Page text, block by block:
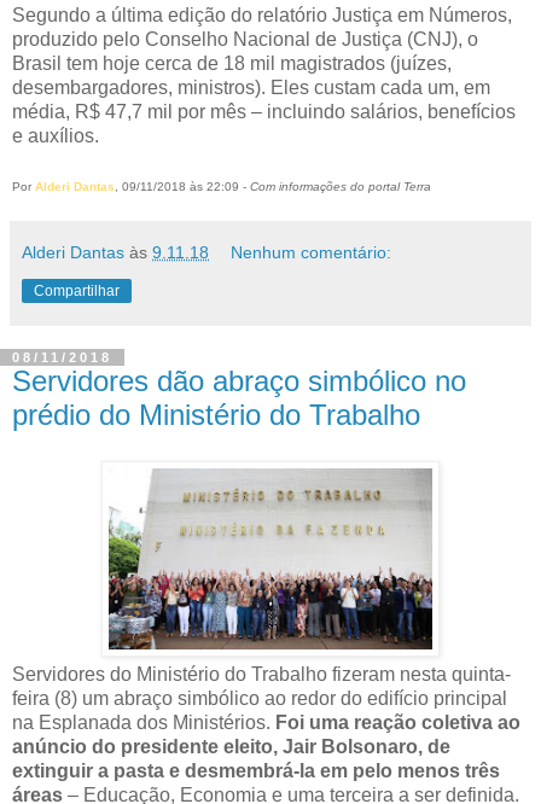
Segundo a última edição do relatório Justiça em Números,
produzido pelo Conselho Nacional de Justiça (CNJ), o
Brasil tem hoje cerca de 18 mil magistrados (juízes,
desembargadores, ministros). Eles custam cada um, em
média, R$ 47,7 mil por mês – incluindo salários, benefícios
e auxílios.
Por Alderi Dantas, 09/11/2018 às 22:09 - Com informações do portal Terra
Alderi Dantas às 9.11.18 Nenhum comentário:
Compartilhar
08/11/2018
Servidores dão abraço simbólico no
prédio do Ministério do Trabalho
Servidores do Ministério do Trabalho fizeram nesta quinta-
feira (8) um abraço simbólico ao redor do edifício principal
na Esplanada dos Ministérios. Foi uma reação coletiva ao
anúncio do presidente eleito, Jair Bolsonaro, de
extinguir a pasta e desmembrá-la em pelo menos três
áreas – Educação, Economia e uma terceira a ser definida.